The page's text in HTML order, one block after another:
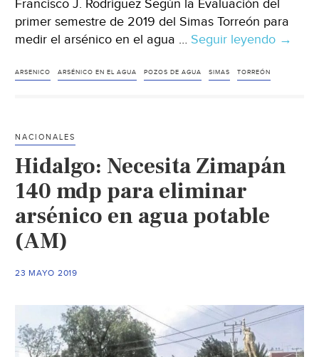
Francisco J. Rodríguez Según la Evaluación del
primer semestre de 2019 del Simas Torreón para
medir el arsénico en el agua … Seguir leyendo
de
del
→
ARSENICO ARSÉNICO EN EL AGUA POZOS DE AGUA SIMAS TORREÓN
NACIONALES
Hidalgo: Necesita Zimapán
140 mdp para eliminar
arsénico en agua potable
(AM)
23 MAYO 2019